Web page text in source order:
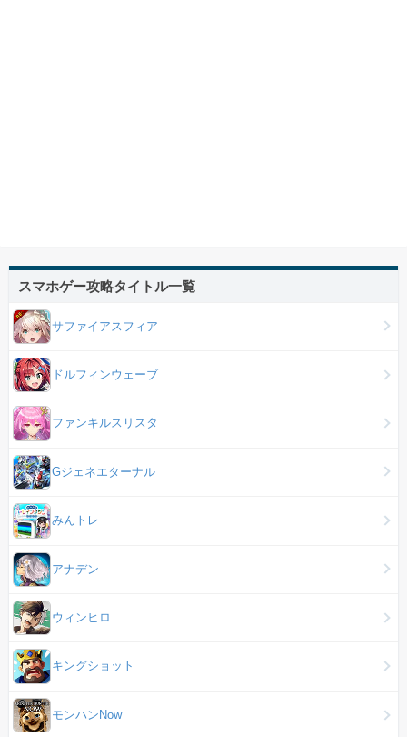
スマホゲー攻略タイトル一覧
サファイアスフィア
ドルフィンウェーブ
ファンキルスリスタ
Gジェネエターナル
みんトレ
アナデン
ウィンヒロ
キングショット
モンハンNow